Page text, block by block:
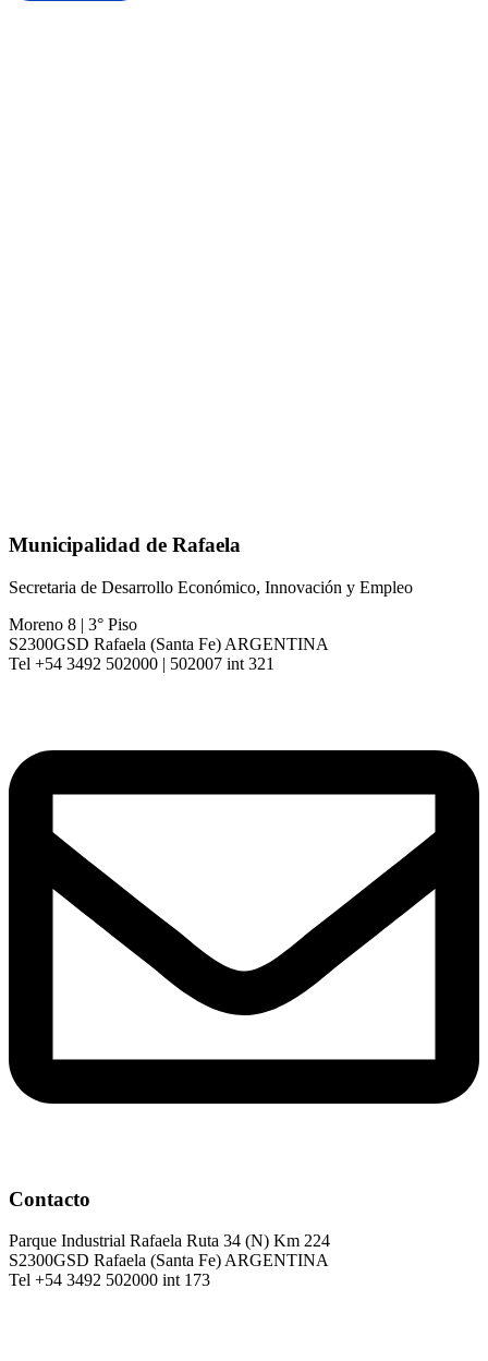
Municipalidad de Rafaela
Secretaria de Desarrollo Económico, Innovación y Empleo
Moreno 8 | 3° Piso
S2300GSD Rafaela (Santa Fe) ARGENTINA
Tel +54 3492 502000 | 502007 int 321
Contacto
Parque Industrial Rafaela Ruta 34 (N) Km 224
S2300GSD Rafaela (Santa Fe) ARGENTINA
Tel +54 3492 502000 int 173